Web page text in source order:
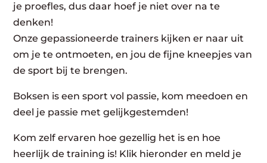
je proefles, dus daar hoef je niet over na te
denken!
Onze gepassioneerde trainers kijken er naar uit
om je te ontmoeten, en jou de fijne kneepjes van
de sport bij te brengen.
Boksen is een sport vol passie, kom meedoen en
deel je passie met gelijkgestemden!
Kom zelf ervaren hoe gezellig het is en hoe
heerlijk de training is! Klik hieronder en meld je